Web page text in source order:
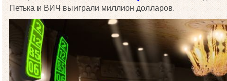
Петька и ВИЧ выиграли миллион долларов.